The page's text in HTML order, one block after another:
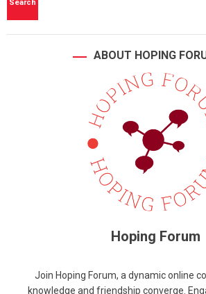
ABOUT HOPING
Hoping Forum
Join Hoping Forum, a dynamic online
knowledge and friendship converge.